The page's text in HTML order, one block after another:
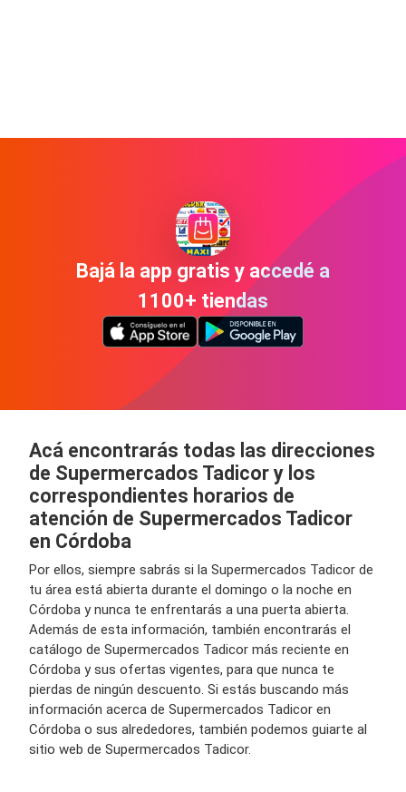
Bajá la app gratis y accedé a
1100+ tiendas
Acá encontrarás todas las direcciones
de Supermercados Tadicor y los
correspondientes horarios de
atención de Supermercados Tadicor
en Córdoba
Por ellos, siempre sabrás si la Supermercados Tadicor de
tu área está abierta durante el domingo o la noche en
Córdoba y nunca te enfrentarás a una puerta abierta.
Además de esta información, también encontrarás el
catálogo de Supermercados Tadicor más reciente en
Córdoba y sus ofertas vigentes, para que nunca te
pierdas de ningún descuento. Si estás buscando más
información acerca de Supermercados Tadicor en
Córdoba o sus alrededores, también podemos guiarte al
sitio web de Supermercados Tadicor.